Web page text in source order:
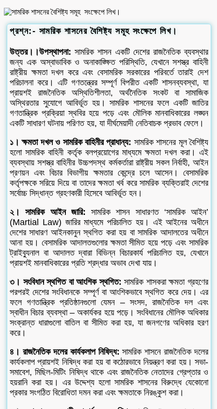
প্রশ্ন:- সামরিক শাসনের বৈশিষ্ট্য সমূহ সংক্ষেপে লিখ।
উত্তর।।উপস্থাপনা:সামরিক শাসন একটি দেশের রাজনৈতিক ব্যবস্থার
জন্য এক অস্বাভাবিক ও অনাকাঙ্ক্ষিত পরিস্থিতি, যেখানে সশস্ত্র বাহিনী
রাষ্ট্রীয় ক্ষমতা দখল করে এবং বেসামরিক সরকারের পরিবর্তে তারাই দেশ
পরিচালনা করে। এটি গণতন্ত্রের সম্পূর্ণ বিপরীত একটি শাসনব্যবস্থা, যা
প্রায়শই রাজনৈতিক অস্থিতিশীলতা, অর্থনৈতিক সংকট বা সামাজিক
অস্থিরতার সুযোগে আবির্ভূত হয়। সামরিক শাসনের ফলে একটি জাতির
গণতান্ত্রিক প্রক্রিয়া স্থবির হয়ে পড়ে এবং মৌলিক মানবাধিকারের লঙ্ঘন
একটি সাধারণ ঘটনায় পরিণত হয়, যা দীর্ঘমেয়াদী নেতিবাচক প্রভাব ফেলে।
১। ক্ষমতা দখল ও সামরিক বাহিনীর প্রাধান্য: সামরিক শাসনের মূল বৈশিষ্ট্য
হলো সামরিক বাহিনী কর্তৃক বলপ্রয়োগের মাধ্যমে ক্ষমতা দখল করা। এই
ব্যবস্থায় সশস্ত্র বাহিনীর উচ্চপদস্থ কর্মকর্তারা রাষ্ট্রীয় সকল নির্বাহী, আইন
প্রণয়ন এবং বিচার বিভাগীয় ক্ষমতার কেন্দ্রে চলে আসেন। বেসামরিক
কর্তৃপক্ষকে সরিয়ে দিয়ে বা তাদের ক্ষমতা খর্ব করে সামরিক ব্যক্তিরাই দেশের
সর্বোচ্চ সিদ্ধান্ত গ্রহণকারী হিসেবে আবির্ভূত হন।
২। সামরিক আইন জারি: সামরিক শাসন সাধারণত ‘সামরিক আইন’
(Martial Law) জারির মাধ্যমে পরিচালিত হয়। এই আইনের অধীনে
দেশের সাধারণ আইনকানুন স্থগিত করা হয় বা সামরিক আদালতের অধীনে
আনা হয়। বেসামরিক আদালতগুলোর ক্ষমতা সীমিত হয়ে পড়ে এবং সামরিক
ট্রাইব্যুনাল বা আদালত দ্বারা বিভিন্ন বিচারকার্য পরিচালিত হয়, যেখানে
প্রায়শই মানবাধিকারের প্রতি শ্রদ্ধার অভাব দেখা যায়।
৩। সংবিধান স্থগিত বা আংশিক স্থগিত: সামরিক শাসকরা ক্ষমতা গ্রহণের
পরপরই দেশের সংবিধানকে সম্পূর্ণ বা আংশিকভাবে স্থগিত করে দেয়। এর
ফলে গণতান্ত্রিক প্রতিষ্ঠানগুলো যেমন – সংসদ, রাজনৈতিক দল এবং
স্বাধীন বিচার ব্যবস্থা – অকার্যকর হয়ে পড়ে। সংবিধানের মৌলিক অধিকার
সংক্রান্ত ধারাগুলো বাতিল বা সীমিত করা হয়, যা জনগণের অধিকার হরণ
করে।
৪। রাজনৈতিক দলের কার্যকলাপ নিষিদ্ধ: সামরিক শাসনে রাজনৈতিক দলের
কার্যকলাপ প্রায়শই নিষিদ্ধ করা হয় বা কঠোরভাবে নিয়ন্ত্রণ করা হয়। সভা-
সমাবেশ, মিছিল-মিটিং নিষিদ্ধ থাকে এবং রাজনৈতিক নেতাদের গ্রেপ্তার ও
হয়রানি করা হয়। এর উদ্দেশ্য হলো সামরিক শাসনের বিরুদ্ধে যেকোনো
প্রকার সংগঠিত বিরোধিতা দমন করা এবং ক্ষমতাকে নিরঙ্কুশ করা।